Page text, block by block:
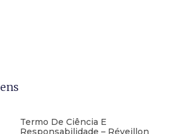
Termo De Ciência E
Responsabilidade – Réveillon